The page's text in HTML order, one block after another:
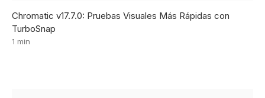
Chromatic v17.7.0: Pruebas Visuales Más Rápidas con
TurboSnap
1 min